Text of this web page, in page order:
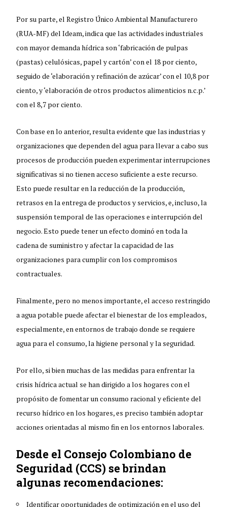
Por su parte, el Registro Único Ambiental Manufacturero
(RUA-MF) del Ideam, indica que las actividades industriales
con mayor demanda hídrica son ‘fabricación de pulpas
(pastas) celulósicas, papel y cartón’ con el 18 por ciento,
seguido de ‘elaboración y refinación de azúcar’ con el 10,8 por
ciento, y ‘elaboración de otros productos alimenticios n.c.p.’
con el 8,7 por ciento.
Con base en lo anterior, resulta evidente que las industrias y
organizaciones que dependen del agua para llevar a cabo sus
procesos de producción pueden experimentar interrupciones
significativas si no tienen acceso suficiente a este recurso.
Esto puede resultar en la reducción de la producción,
retrasos en la entrega de productos y servicios, e, incluso, la
suspensión temporal de las operaciones e interrupción del
negocio. Esto puede tener un efecto dominó en toda la
cadena de suministro y afectar la capacidad de las
organizaciones para cumplir con los compromisos
contractuales.
Finalmente, pero no menos importante, el acceso restringido
a agua potable puede afectar el bienestar de los empleados,
especialmente, en entornos de trabajo donde se requiere
agua para el consumo, la higiene personal y la seguridad.
Por ello, si bien muchas de las medidas para enfrentar la
crisis hídrica actual se han dirigido a los hogares con el
propósito de fomentar un consumo racional y eficiente del
recurso hídrico en los hogares, es preciso también adoptar
acciones orientadas al mismo fin en los entornos laborales.
Desde el Consejo Colombiano de
Seguridad (CCS) se brindan
algunas recomendaciones:
Identificar oportunidades de optimización en el uso del